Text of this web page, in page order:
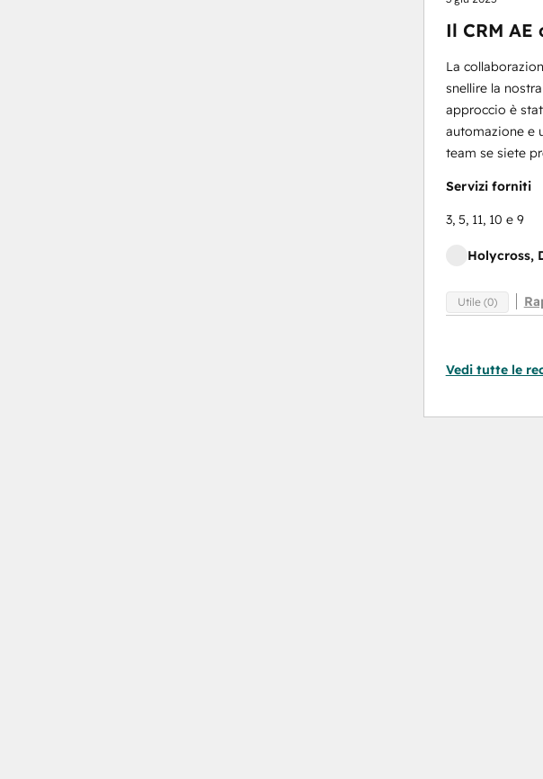
Il CRM
La
snellire la
approccio è
automazione e
team se siete
Servizi forniti
3, 5, 11, 10 e 9
Holycross,
Utile (0)
Vedi tutte le